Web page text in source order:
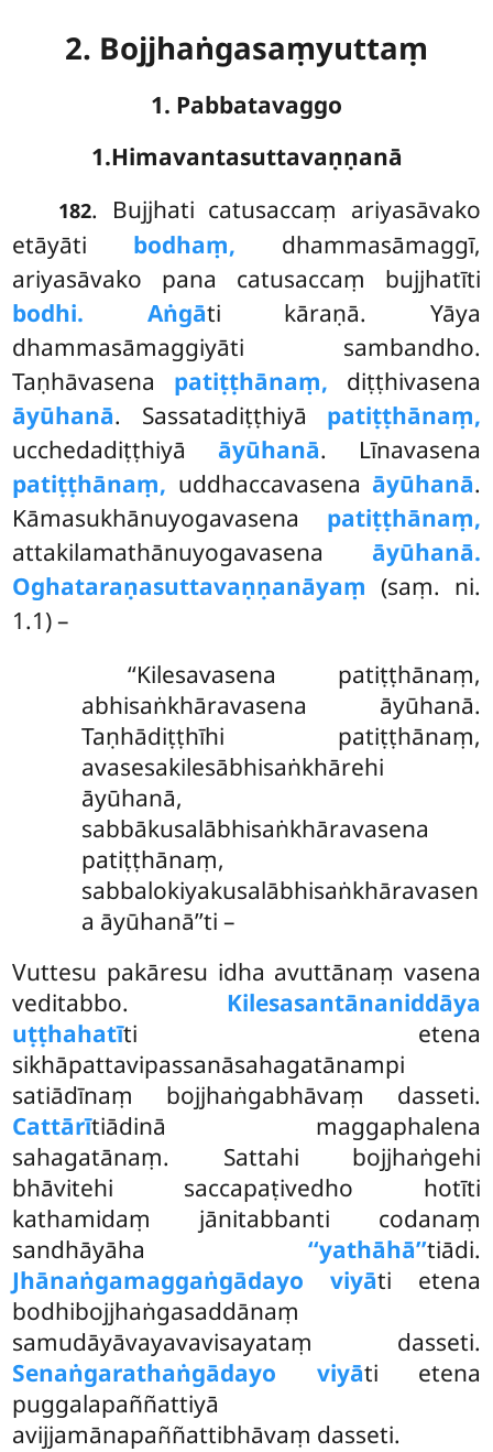
2. Bojjhaṅgasaṃyuttaṃ
1. Pabbatavaggo
1.Himavantasuttavaṇṇanā
182. Bujjhati catusaccaṃ ariyasāvako
etāyāti bodhaṃ, dhammasāmaggī,
ariyasāvako pana catusaccaṃ bujjhatīti
bodhi. Aṅgāti kāraṇā. Yāya
dhammasāmaggiyāti sambandho.
Taṇhāvasena patiṭṭhānaṃ, diṭṭhivasena
āyūhanā. Sassatadiṭṭhiyā patiṭṭhānaṃ,
ucchedadiṭṭhiyā āyūhanā. Līnavasena
patiṭṭhānaṃ, uddhaccavasena āyūhanā.
Kāmasukhānuyogavasena patiṭṭhānaṃ,
attakilamathānuyogavasena āyūhanā.
Oghataraṇasuttavaṇṇanāyaṃ (saṃ. ni.
1.1) –
‘‘Kilesavasena patiṭṭhānaṃ,
abhisaṅkhāravasena āyūhanā.
Taṇhādiṭṭhīhi patiṭṭhānaṃ,
avasesakilesābhisaṅkhārehi
āyūhanā,
sabbākusalābhisaṅkhāravasena
patiṭṭhānaṃ,
sabbalokiyakusalābhisaṅkhāravasen
a āyūhanā’’ti –
Vuttesu pakāresu idha avuttānaṃ vasena
veditabbo. Kilesasantānaniddāya
uṭṭhahatīti etena
sikhāpattavipassanāsahagatānampi
satiādīnaṃ bojjhaṅgabhāvaṃ dasseti.
Cattārītiādinā maggaphalena
sahagatānaṃ. Sattahi bojjhaṅgehi
bhāvitehi saccapaṭivedho hotīti
kathamidaṃ jānitabbanti codanaṃ
sandhāyāha ‘‘yathāhā’’tiādi.
Jhānaṅgamaggaṅgādayo viyāti etena
bodhibojjhaṅgasaddānaṃ
samudāyāvayavavisayataṃ dasseti.
Senaṅgarathaṅgādayo viyāti etena
puggalapaññattiyā
avijjamānapaññattibhāvaṃ dasseti.